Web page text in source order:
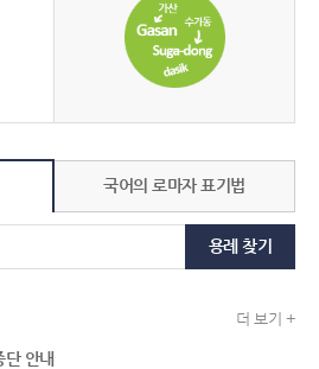
국어의 로마자 표기법
용례 찾기
더 보기 +
단 안내